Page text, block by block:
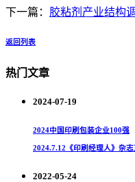
下一篇： 胶粘剂产业结构
返回列表
热门文章
2024-07-19
2024中国印刷包装企业100强
2024.7.12《印刷经理人》杂
2022-05-24